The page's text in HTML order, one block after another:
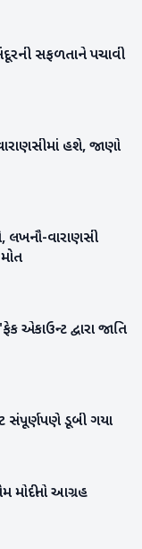
સફળતાને પચાવી
વારાણસીમાં હશે, જાણો
લખનૌ-વારાણસી
એકાઉન્ટ દ્વારા જાતિ
સંપૂર્ણપણે ડૂબી ગયા
મોદીનો આગ્રહ